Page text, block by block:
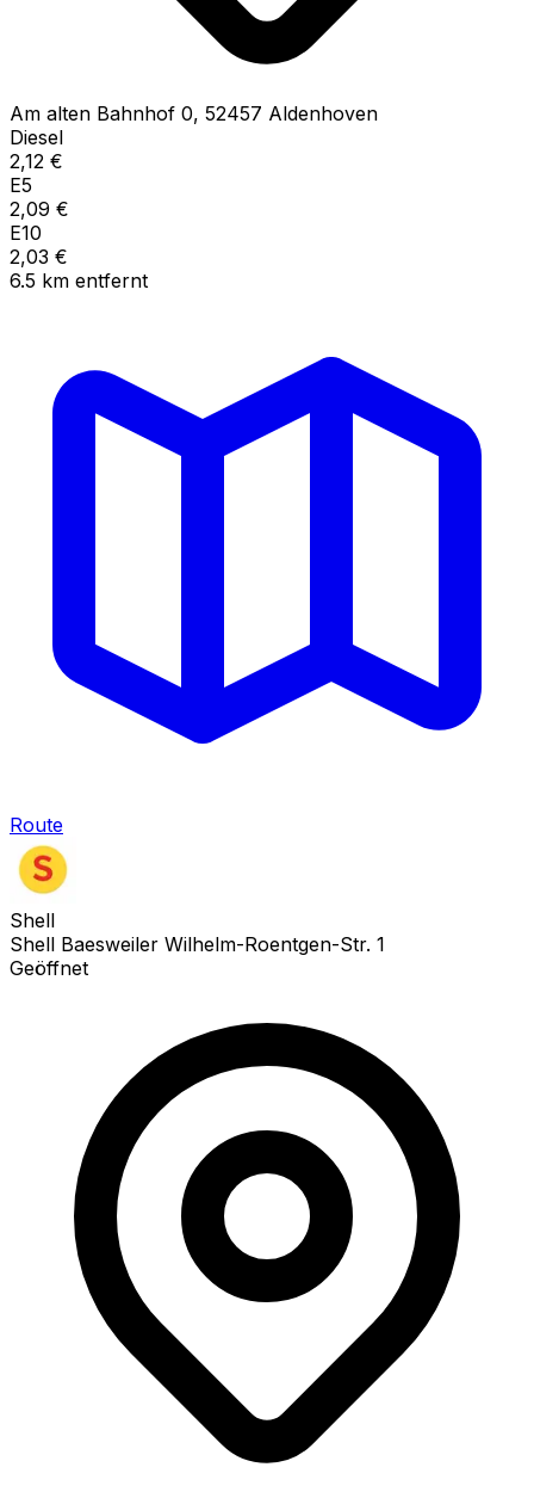
Am alten Bahnhof 0, 52457 Aldenhoven
Diesel
2,12 €
E5
2,09 €
E10
2,03 €
6.5 km entfernt
Route
Shell
Shell Baesweiler Wilhelm-Roentgen-Str. 1
Geöffnet